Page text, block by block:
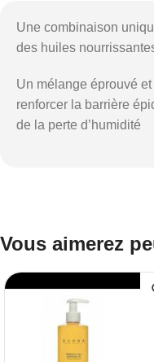
Une combinaison
des huiles
Un mélange éprouvé
renforcer la barrière
de la perte d’humidité
Vous aimerez